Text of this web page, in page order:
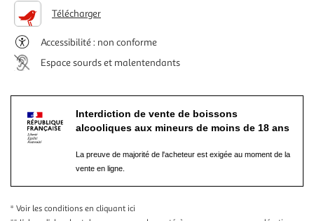
Télécharger
Accessibilité : non conforme
Espace sourds et malentendants
Interdiction de vente de boissons
alcooliques aux mineurs de moins de 18 ans
La preuve de majorité de l'acheteur est exigée au moment de la
vente en ligne.
* Voir les conditions en cliquant ici